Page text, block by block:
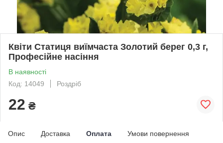
Квіти Статиця виїмчаста Золотий берег 0,3 г,
Професійне насіння
В наявності
Код: 14049
Роздріб
22 ₴
Опис Доставка Оплата Умови повернення